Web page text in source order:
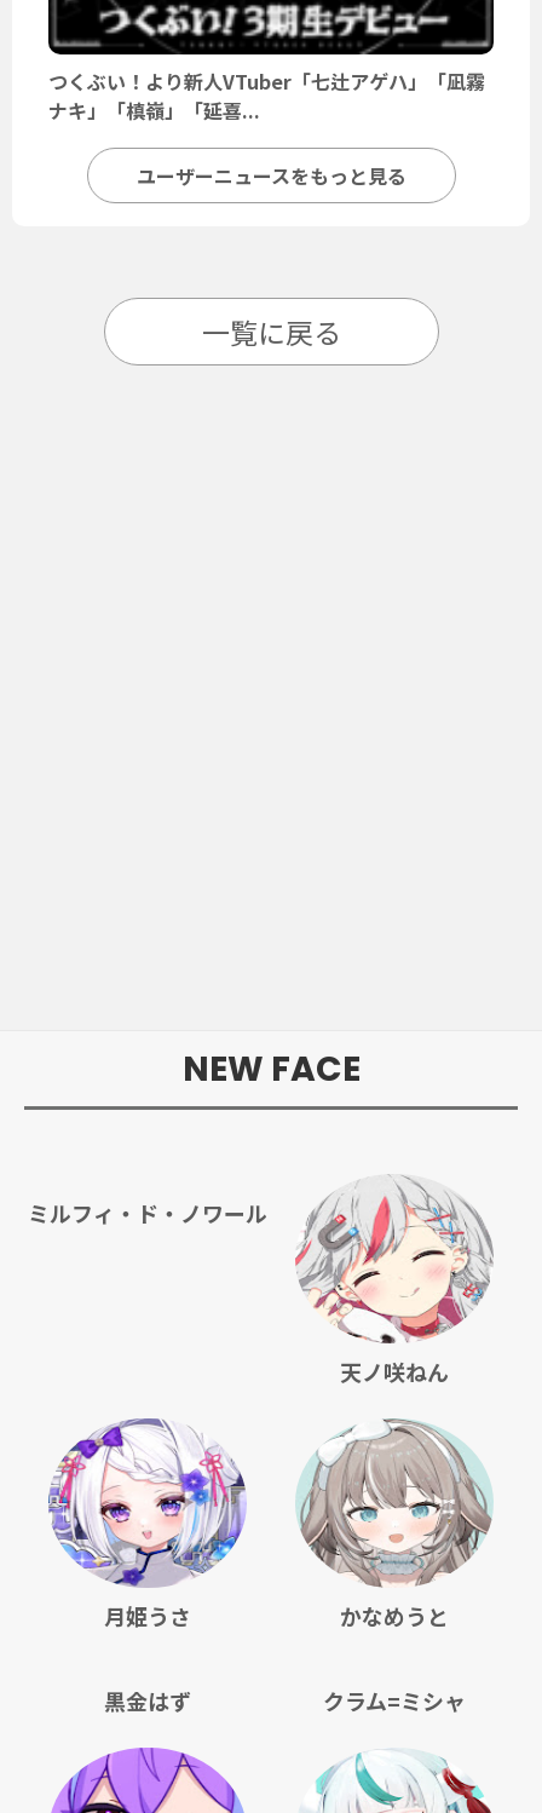
つくぶい！より新人VTuber「七辻アゲハ」「凪霧
ナキ」「槙嶺」「延喜...
ユーザーニュースをもっと見る
一覧に戻る
NEW FACE
ミルフィ・ド・ノワール
天ノ咲ねん
月姫うさ かなめうと
黒金はず クラム=ミシャ